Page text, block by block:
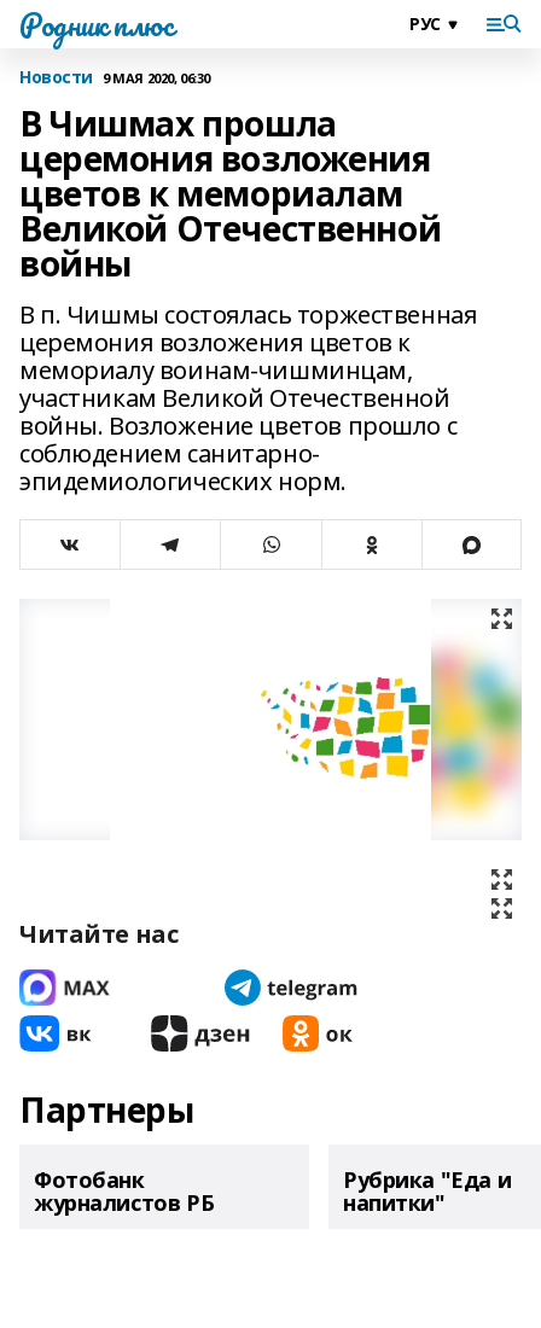
Родник плюс
Новости 9 МАЯ 2020, 06:30
В Чишмах прошла
церемония возложения
цветов к мемориалам
Великой Отечественной
войны
В п. Чишмы состоялась торжественная
церемония возложения цветов к
мемориалу воинам-чишминцам,
участникам Великой Отечественной
войны. Возложение цветов прошло с
соблюдением санитарно-
эпидемиологических норм.
Читайте нас
Партнеры
Фотобанк
журналистов РБ
Рубрика "Еда и
напитки"